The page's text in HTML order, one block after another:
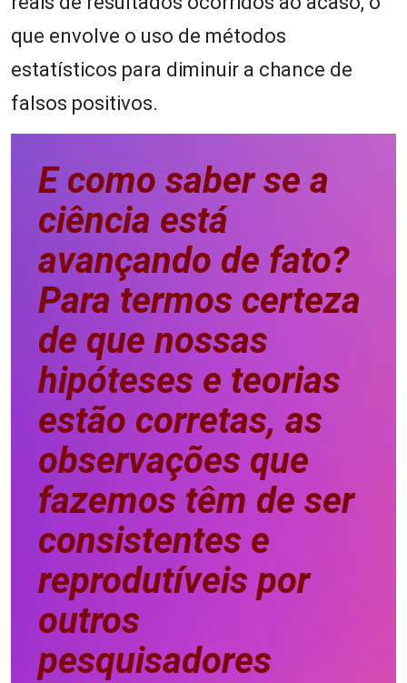
que envolve o uso de métodos
estatísticos para diminuir a chance de
falsos positivos.
E como saber se a
ciência está
avançando de fato?
Para termos certeza
de que nossas
hipóteses e teorias
estão corretas, as
observações que
fazemos têm de ser
consistentes e
reprodutíveis por
outros
pesquisadores